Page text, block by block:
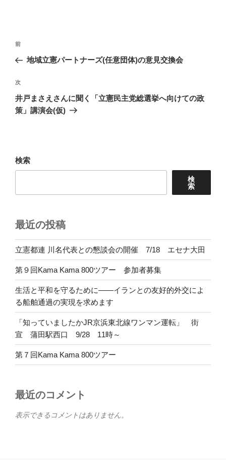
投
ナ
ビ
ゲ
ー
前
の
稿
前
地域立憲パートナーズ(任意団体)の意見交換会
次
の
投
次
井戸まさえさんに聞く「立憲民主党総選挙へ向けての政
策」講演会(仮)
検索
検
索
最近の投稿
立憲都連 川名代表との懇談会の開催 7/18 エセナ大田
第９回Kama Kama 800ツアー 参加者募集
生活と平和を守るために――イランとの友好的外交によ
る船舶通過の実現を求めます
「知っていましたかJR京浜東北線ワンマン運転」 街
宣 蒲田駅西口 9/28 11時～
第７回Kama Kama 800ツアー
最近のコメント
表示できるコメントはありません。